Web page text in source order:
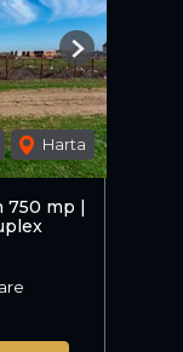
Harta
Next
mp |